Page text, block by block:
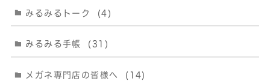
みるみるトーク (4)
みるみる手帳 (31)
メガネ専門店の皆様へ (14)